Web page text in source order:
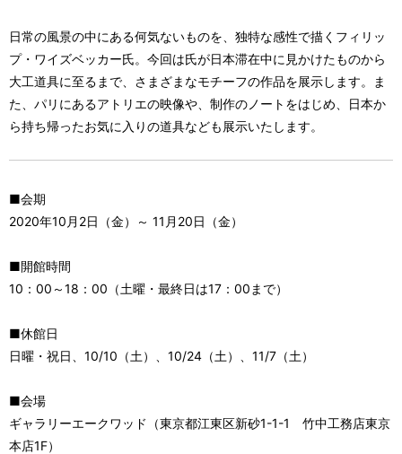
日常の風景の中にある何気ないものを、独特な感性で描くフィリッ
プ・ワイズベッカー氏。今回は氏が日本滞在中に見かけたものから
大工道具に至るまで、さまざまなモチーフの作品を展示します。ま
た、パリにあるアトリエの映像や、制作のノートをはじめ、日本か
ら持ち帰ったお気に入りの道具なども展示いたします。
■会期
2020年10月2日（金）～ 11月20日（金）
■開館時間
10：00～18：00（土曜・最終日は17：00まで）
■休館日
日曜・祝日、10/10（土）、10/24（土）、11/7（土）
■会場
ギャラリーエークワッド（東京都江東区新砂1-1-1 竹中工務店東京
本店1F）